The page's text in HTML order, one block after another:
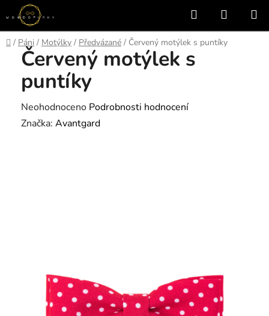
Přejít
na
obsah
Hledat
KOŠÍK
Domů
/ Páni / Motýlky / Předvázané / Červený motýlek s puntíky
Červený motýlek s
puntíky
Průměrné
hodnocení
Neohodnoceno Podrobnosti hodnocení
Značka: Avantgard